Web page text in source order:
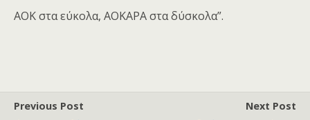
ΑΟΚ στα εύκολα, ΑΟΚΑΡΑ στα δύσκολα”.
Previous Post
Next Post